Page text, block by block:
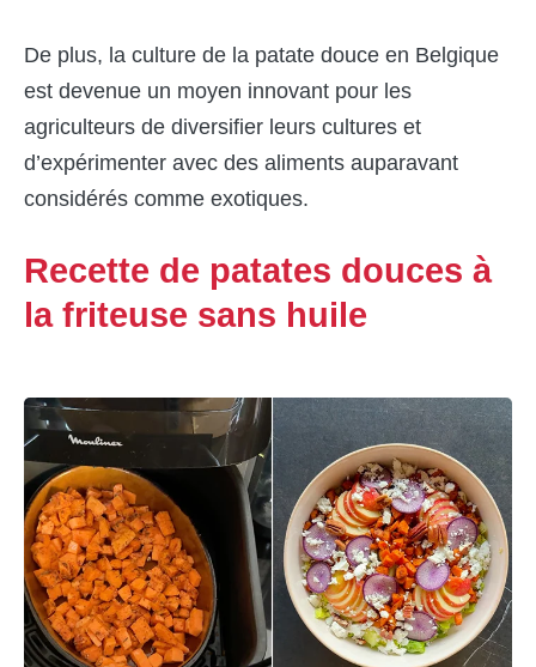
De plus, la culture de la patate douce en Belgique
est devenue un moyen innovant pour les
agriculteurs de diversifier leurs cultures et
d’expérimenter avec des aliments auparavant
considérés comme exotiques.
Recette de patates douces à
la friteuse sans huile